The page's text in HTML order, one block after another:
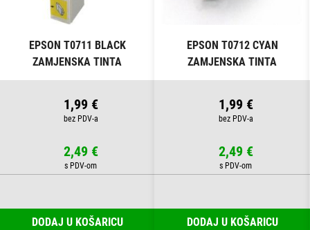
EPSON T0711 BLACK
ZAMJENSKA TINTA
1,99 €
2,49 €
DODAJ U KOŠARICU
EPSON T0712 CYAN
ZAMJENSKA TINTA
1,99 €
2,49 €
DODAJ U KOŠARICU